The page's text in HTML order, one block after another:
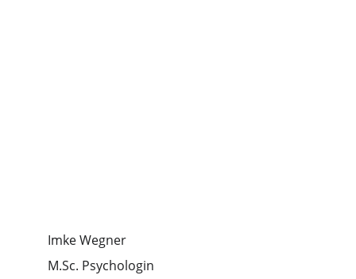
Imke Wegner
M.Sc. Psychologin